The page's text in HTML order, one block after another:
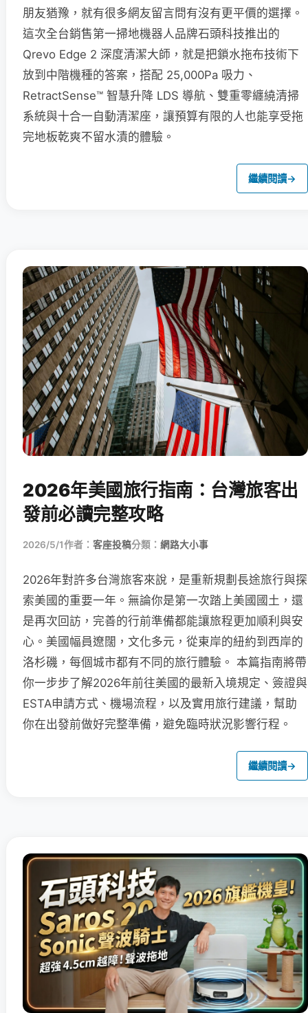
朋友猶豫，就有很多網友留言問有沒有更平價的選擇。
這次全台銷售第一掃地機器人品牌石頭科技推出的
Qrevo Edge 2 深度清潔大師，就是把鎖水拖布技術下
放到中階機種的答案，搭配 25,000Pa 吸力、
RetractSense™ 智慧升降 LDS 導航、雙重零纏繞清掃
系統與十合一自動清潔座，讓預算有限的人也能享受拖
完地板乾爽不留水漬的體驗。
繼續閱讀→
2026年美國旅行指南：台灣旅客出
發前必讀完整攻略
2026/5/1作者： 客座投稿分類： 網路大小事
2026年對許多台灣旅客來說，是重新規劃長途旅行與探
索美國的重要一年。無論你是第一次踏上美國國土，還
是再次回訪，完善的行前準備都能讓旅程更加順利與安
心。美國幅員遼闊，文化多元，從東岸的紐約到西岸的
洛杉磯，每個城市都有不同的旅行體驗。 本篇指南將帶
你一步步了解2026年前往美國的最新入境規定、簽證與
ESTA申請方式、機場流程，以及實用旅行建議，幫助
你在出發前做好完整準備，避免臨時狀況影響行程。
繼續閱讀→